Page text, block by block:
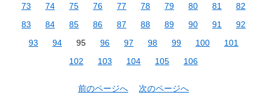
73
74 75 76 77 78 79 80 81
82
83
84 85 86 87 88 89 90 91
92
93
94 95 96 97 98 99 100
101
102
103 104 105 106
前のページへ 次のページへ